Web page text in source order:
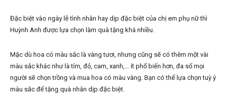
Đặc biệt vào ngày lễ tình nhân hay dịp đặc biệt của chị em phụ nữ thì
Huỳnh Anh được lựa chọn làm quà tặng khá nhiều.
Mặc dù hoa có màu sắc là vàng tươi, nhưng cũng sẽ có thêm một vài
màu sắc khác như là tím, đỏ, cam, xanh,… ít phổ biến hơn, đa số mọi
người sẽ chọn trồng và mua hoa có màu vàng. Bạn có thể lựa chọn tuỳ ý
màu sắc để tặng quà nhân dịp đặc biệt.